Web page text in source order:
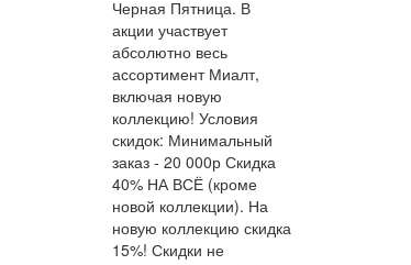
Черная Пятница. В
акции участвует
абсолютно весь
ассортимент Миалт,
включая новую
коллекцию! Условия
скидок: Минимальный
заказ - 20 000р Скидка
40% НА ВСЁ (кроме
новой коллекции). На
новую коллекцию скидка
15%! Скидки не